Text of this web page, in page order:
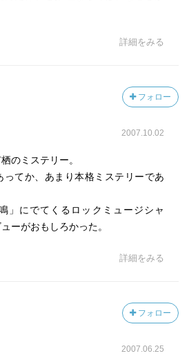
詳細をみる
フォロー
2007.10.02
のミステリー。
ってか、あまり本格ミステリーであ
」にでてくるロックミュージシャ
ーがおもしろかった。
詳細をみる
フォロー
2007.06.25